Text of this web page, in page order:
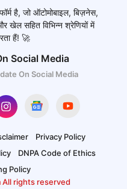
है, जो ऑटोमोबाइल, बिज़नेस,
खेल सहित विभिन्न श्रेणियों में
हैं! 🚀
Social Media
On Social Media
Privacy Policy
DNPA Code of Ethics
Policy
All rights reserved